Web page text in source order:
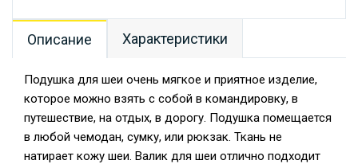
Описание Характеристики
Подушка для шеи очень мягкое и приятное изделие,
которое можно взять с собой в командировку, в
путешествие, на отдых, в дорогу. Подушка помещается
в любой чемодан, сумку, или рюкзак. Ткань не
натирает кожу шеи. Валик для шеи отлично подходит